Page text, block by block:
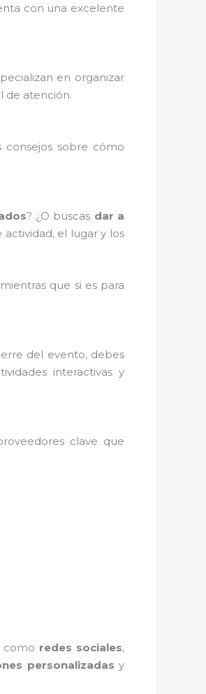
con una excelente
en organizar
de atención.
sobre cómo
? ¿O buscas dar a
el lugar y los
que si es para
del evento, debes
interactivas y
clave que
como redes sociales,
personalizadas y